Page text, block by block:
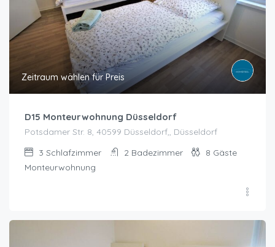
Zeitraum wählen für Preis
D15 Monteurwohnung Düsseldorf
Potsdamer Str. 8, 40599 Düsseldorf,, Düsseldorf
3 Schlafzimmer 2 Badezimmer 8 Gäste
Monteurwohnung